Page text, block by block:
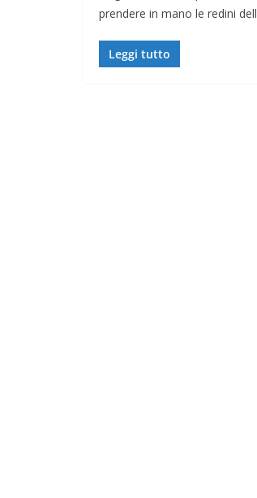
prendere in mano le redini
Leggi tutto